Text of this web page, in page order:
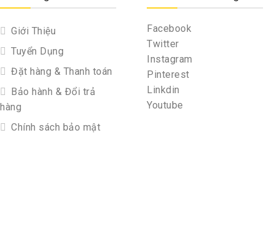
Giới Thiệu
Tuyển Dụng
Đặt hàng & Thanh toán
Bảo hành & Đổi trả
hàng
Chính sách bảo mật
Facebook
Twitter
Instagram
Pinterest
Linkdin
Youtube